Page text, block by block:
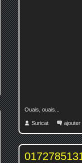
Ouais, ouais...
Suricat ajouter